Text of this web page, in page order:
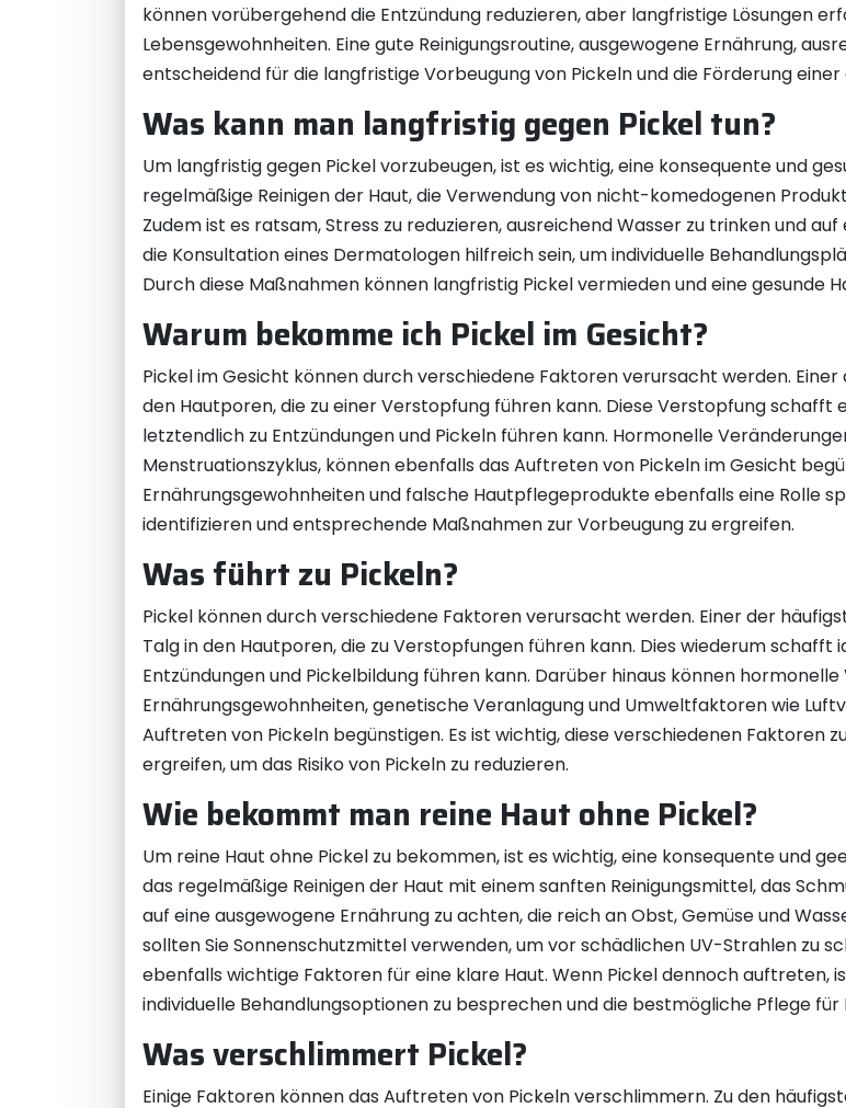
können vorübergehend die Entzündung reduzieren, aber langfristige Lösungen
Lebensgewohnheiten. Eine gute Reinigungsroutine, ausgewogene Ernährung,
entscheidend für die langfristige Vorbeugung von Pickeln und die Förderung einer
Was kann man langfristig gegen Pickel tun?
Um langfristig gegen Pickel vorzubeugen, ist es wichtig, eine konsequente und
regelmäßige Reinigen der Haut, die Verwendung von nicht-komedogenen
Zudem ist es ratsam, Stress zu reduzieren, ausreichend Wasser zu trinken und
die Konsultation eines Dermatologen hilfreich sein, um individuelle
Durch diese Maßnahmen können langfristig Pickel vermieden und eine gesunde
Warum bekomme ich Pickel im Gesicht?
Pickel im Gesicht können durch verschiedene Faktoren verursacht werden.
den Hautporen, die zu einer Verstopfung führen kann. Diese Verstopfung schafft
letztendlich zu Entzündungen und Pickeln führen kann. Hormonelle
Menstruationszyklus, können ebenfalls das Auftreten von Pickeln im Gesicht
Ernährungsgewohnheiten und falsche Hautpflegeprodukte ebenfalls eine Rolle
identifizieren und entsprechende Maßnahmen zur Vorbeugung zu ergreifen.
Was führt zu Pickeln?
Pickel können durch verschiedene Faktoren verursacht werden. Einer der
Talg in den Hautporen, die zu Verstopfungen führen kann. Dies wiederum
Entzündungen und Pickelbildung führen kann. Darüber hinaus können
Ernährungsgewohnheiten, genetische Veranlagung und Umweltfaktoren wie
Auftreten von Pickeln begünstigen. Es ist wichtig, diese verschiedenen Faktoren
ergreifen, um das Risiko von Pickeln zu reduzieren.
Wie bekommt man reine Haut ohne Pickel?
Um reine Haut ohne Pickel zu bekommen, ist es wichtig, eine konsequente und
das regelmäßige Reinigen der Haut mit einem sanften Reinigungsmittel, das
auf eine ausgewogene Ernährung zu achten, die reich an Obst, Gemüse und
sollten Sie Sonnenschutzmittel verwenden, um vor schädlichen UV-Strahlen zu
ebenfalls wichtige Faktoren für eine klare Haut. Wenn Pickel dennoch auftreten,
individuelle Behandlungsoptionen zu besprechen und die bestmögliche Pflege
Was verschlimmert Pickel?
Einige Faktoren können das Auftreten von Pickeln verschlimmern. Zu den